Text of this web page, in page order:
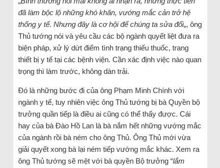
đã làm bộc lộ những khó khăn, vướng mắc cản trở hệ
thống y tế. Nhưng đây là cơ hội để chúng ta sửa đổi„, ông
Thủ tướng nói và yêu cầu các bộ ngành quyết liệt đưa ra
biện pháp, xử lý dứt điểm tình trạng thiếu thuốc, trang
thiết bị y tế tại các bệnh viện. Cần xác định việc nào quan
trọng thì làm trước, không dàn trải.
Đó là những bước đi của ông Phạm Minh Chính với
ngành y tế, tuy nhiên việc ông Thủ tướng bị bà Quyền bộ
trưởng quần tiếp là điều ai cũng có thể thấy được. Cái
hay của bà Đào Hồ Lan là bà nắm hết những vướng mắc
của ngành rồi bà ném cho ông Thủ. Ông Thủ mới vừa
giải quyết xong bà lại ném tiếp vướng mắc khác. Xem ra
ông Thủ tướng sẽ mệt với bà quyền Bộ trưởng “lắm